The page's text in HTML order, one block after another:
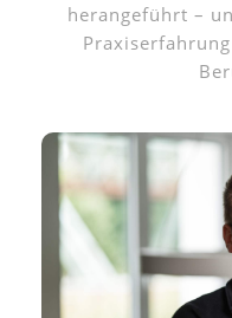
herangeführt –